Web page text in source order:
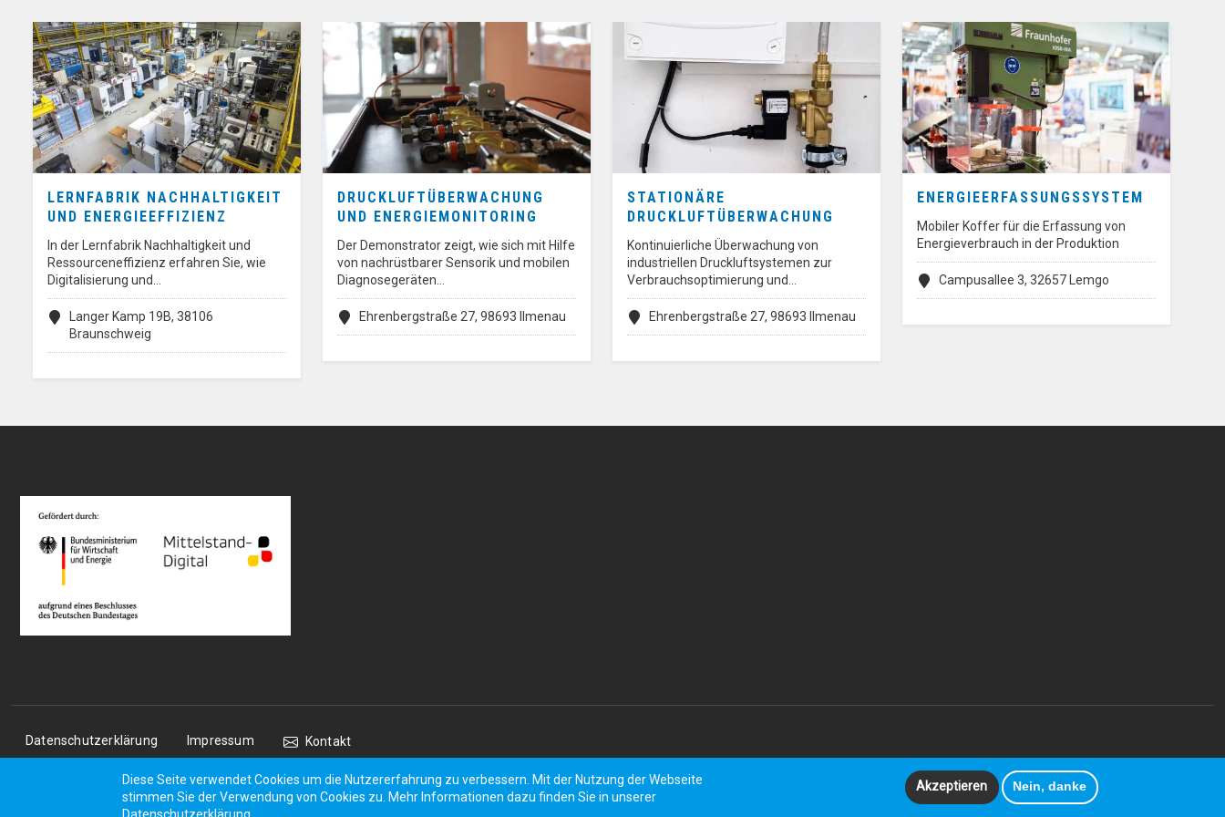
LERNFABRIK NACHHALTIGKEIT
UND ENERGIEEFFIZIENZ
In der Lernfabrik Nachhaltigkeit und
Ressourceneffizienz erfahren Sie, wie
Digitalisierung und…
Langer Kamp 19B, 38106
Braunschweig
DRUCKLUFTÜBERWACHUNG
UND ENERGIEMONITORING
Der Demonstrator zeigt, wie sich mit Hilfe
von nachrüstbarer Sensorik und mobilen
Diagnosegeräten…
Ehrenbergstraße 27, 98693 Ilmenau
STATIONÄRE
DRUCKLUFTÜBERWACHUNG
Kontinuierliche Überwachung von
industriellen Druckluftsystemen zur
Verbrauchsoptimierung und…
Ehrenbergstraße 27, 98693 Ilmenau
ENERGIEERFASSUNGSSYSTEM
Mobiler Koffer für die Erfassung von
Energieverbrauch in der Produktion
Campusallee 3, 32657 Lemgo
Rechtliches
Datenschutzerklärung Impressum Kontakt
Diese Seite verwendet Cookies um die Nutzererfahrung zu verbessern. Mit der Nutzung der Webseite
stimmen Sie der Verwendung von Cookies zu. Mehr Informationen dazu finden Sie in unserer
Akzeptieren Nein, danke